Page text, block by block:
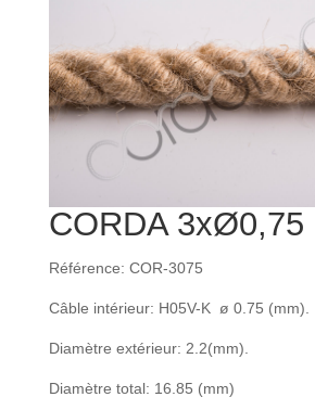
CORDA 3xØ0,75
Référence: COR-3075
Câble intérieur: H05V-K ø 0.75 (mm).
Diamètre extérieur: 2.2(mm).
Diamètre total: 16.85 (mm)